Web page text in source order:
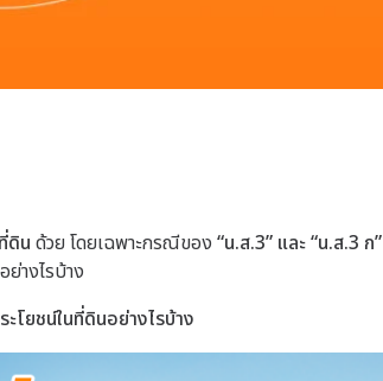
ดิน ด้วย โดยเฉพาะกรณีของ “น.ส.3” และ “น.ส.3 ก”
างไรบ้าง
โยชน์ในที่ดินอย่างไรบ้าง